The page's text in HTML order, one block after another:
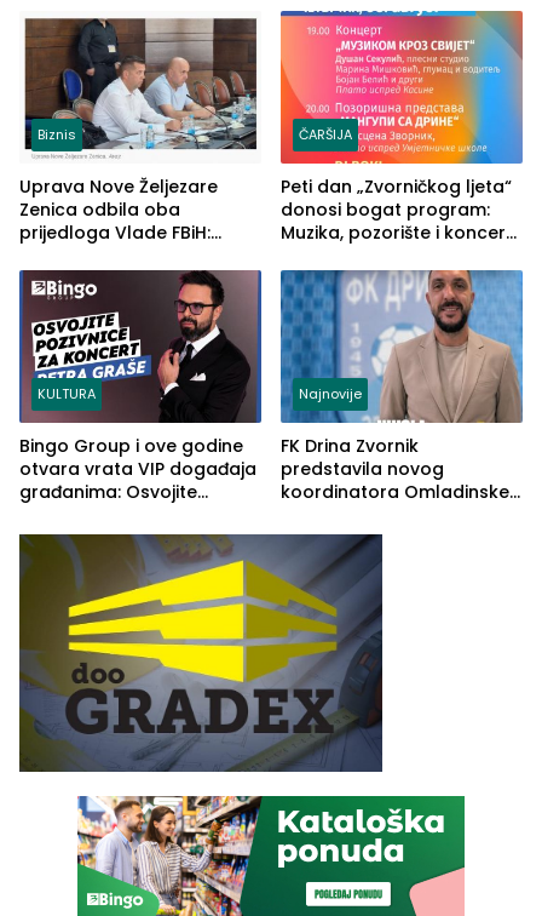
Biznis
Uprava Nove Željezare
Zenica odbila oba
prijedloga Vlade FBiH:
rješenje
ČARŠIJA
Peti dan „Zvorničkog ljeta“
donosi bogat program:
Muzika, pozorište i koncert
KULTURA
Bingo Group i ove godine
otvara vrata VIP događaja
građanima: Osvojite
Graše
Najnovije
FK Drina Zvornik
predstavila novog
koordinatora Omladinske